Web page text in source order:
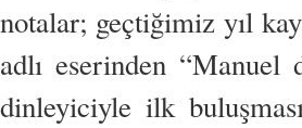
notalar; geçtiğimiz yıl
adlı eserinden
dinleyiciyle ilk